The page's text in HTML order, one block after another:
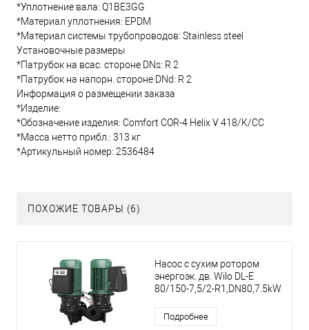
*Уплотнение вала: Q1BE3GG
*Материал уплотнения: EPDM
*Материал системы трубопроводов: Stainless steel
Установочные размеры
*Патрубок на всас. стороне DNs: R 2
*Патрубок на напорн. стороне DNd: R 2
Информация о размещении заказа
*Изделие:
*Обозначение изделия: Comfort COR-4 Helix V 418/K/CC
*Масса нетто прибл.: 313 кг
*Артикульный номер: 2536484
ПОХОЖИЕ ТОВАРЫ (6)
Насос с сухим ротором
энергоэк. дв. Wilo DL-E
80/150-7,5/2-R1,DN80,7.5kW
Подробнее